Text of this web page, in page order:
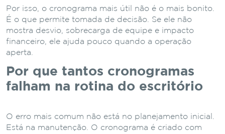
Por isso, o cronograma mais útil não é o mais bonito.
É o que permite tomada de decisão. Se ele não
mostra desvio, sobrecarga de equipe e impacto
financeiro, ele ajuda pouco quando a operação
aperta.
Por que tantos cronogramas
falham na rotina do escritório
O erro mais comum não está no planejamento inicial.
Está na manutenção. O cronograma é criado com